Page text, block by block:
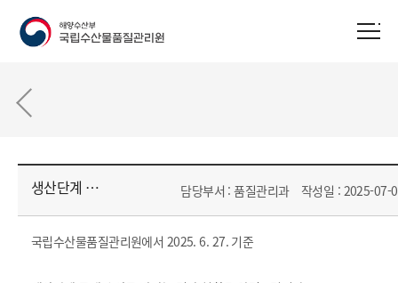
생산단계 국내 수산물 방사능 검사 결과(6.27) 담당부서 : 품질관리과 작성일 : 2025-07-
국립수산물품질관리원에서 2025. 6. 27. 기준